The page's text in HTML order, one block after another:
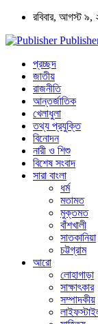
রবিবার, আগস্ট ৯,
Publisher
প্রচ্ছদ
জাতীয়
রাজনীতি
আন্তর্জাতিক
খেলাধুলা
তথ্য প্রযুক্তি
বিনোদন
নারী ও শিশু
বিশেষ সংবাদ
সারা বাংলা
ধর্ম
মতামত
মুক্তমত
বাঁশখালী
সাতকানিয়া
চট্টগ্রাম
আরো
লোহাগাড়া
সাক্ষাৎকার
সম্পাদকীয়